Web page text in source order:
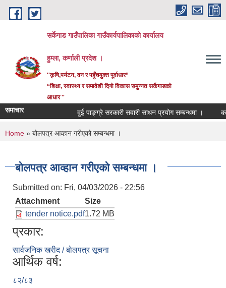
Skip to main content
सर्केगाड गाउँपालिका गाउँकार्यपालिकाको कार्यालय
हुम्ला, कर्णाली प्रदेश ।
''कृषि,पर्यटन, वन र पहुँचयुक्त पूर्वाधार”
“शिक्षा, स्वास्थ्य र समावेशी दिगो विकास समुन्नत सर्केगाडको
आधार ''
समाचार दुई पाङ्ग्रे सरकारी सवारी साधन प्रयोग सम्बन्धमा ।
You are here
Home » बोलपत्र आव्हान गरीएको सम्बन्धमा ।
बोलपत्र आव्हान गरीएको सम्बन्धमा ।
Submitted on: Fri, 04/03/2026 - 22:56
Attachment
Size
tender notice.pdf1.72 MB
प्रकार:
सार्वजनिक खरीद / बोलपत्र सूचना
आर्थिक वर्ष:
८२/८३